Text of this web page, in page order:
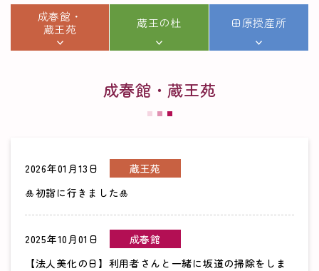
成春館・
蔵王苑
蔵王の杜 田原授産所
成春館・蔵王苑
2026年01月13日
蔵王苑
🎍初詣に行きました🎍
2025年10月01日
成春館
【法人美化の日】利用者さんと一緒に坂道の掃除をしま